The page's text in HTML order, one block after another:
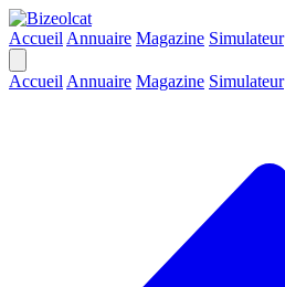
Accueil Annuaire Magazine Simulateur
Accueil Annuaire Magazine Simulateur